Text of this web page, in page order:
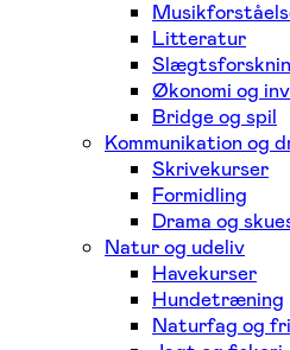
Litteratur
Økonomi og
Bridge og spil
Kommunikation og
Skrivekurser
Formidling
Drama og
Natur og udeliv
Havekurser
Hundetræning
Naturfag og